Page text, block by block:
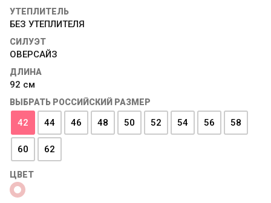
УТЕПЛИТЕЛЬ
БЕЗ УТЕПЛИТЕЛЯ
СИЛУЭТ
ОВЕРСАЙЗ
ДЛИНА
92 см
ВЫБРАТЬ РОССИЙСКИЙ РАЗМЕР
42 44 46 48 50 52 54 56 58
60 62
ЦВЕТ